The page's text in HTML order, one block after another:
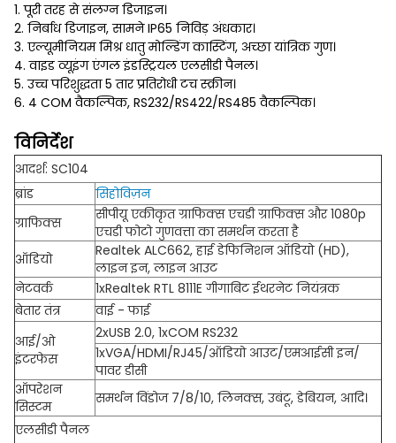
1. पूरी तरह से संलग्न डिजाइन।
2. निर्बाध डिजाइन, सामने IP65 निविड़ अंधकार।
3. एल्यूमीनियम मिश्र धातु मोल्डिंग कास्टिंग, अच्छा यांत्रिक गुण।
4. वाइड व्यूइंग एंगल इंडस्ट्रियल एलसीडी पैनल।
5. उच्च परिशुद्धता 5 तार प्रतिरोधी टच स्क्रीन।
6. 4 COM वैकल्पिक, RS232/RS422/RS485 वैकल्पिक।
विनिर्देश
आदर्श: SC104
ब्रांड
सिहोविज़न
ग्राफिक्स
सीपीयू एकीकृत ग्राफिक्स एचडी ग्राफिक्स और 1080p
एचडी फोटो गुणवत्ता का समर्थन करता है
ऑडियो
Realtek ALC662, हाई डेफिनिशन ऑडियो (HD),
लाइन इन, लाइन आउट
नेटवर्क
1xRealtek RTL 8111E गीगाबिट ईथरनेट नियंत्रक
बेतार तंत्र
वाई - फाई
आई/ओ
इंटरफेस
2xUSB 2.0, 1xCOM RS232
1xVGA/HDMI/RJ45/ऑडियो आउट/एमआईसी इन/
पावर डीसी
ऑपरेशन
सिस्टम
समर्थन विंडोज 7/8/10, लिनक्स, उबंटू, डेबियन, आदि।
एलसीडी पैनल